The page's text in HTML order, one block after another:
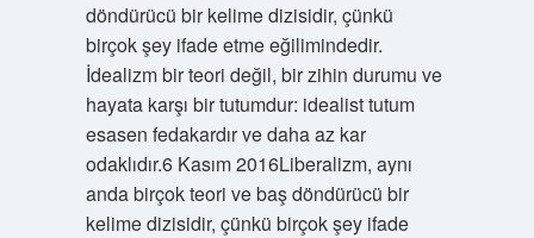
döndürücü bir kelime dizisidir, çünkü
birçok şey ifade etme eğilimindedir.
İdealizm bir teori değil, bir zihin durumu ve
hayata karşı bir tutumdur: idealist tutum
esasen fedakardır ve daha az kar
odaklıdır.6 Kasım 2016Liberalizm, aynı
anda birçok teori ve baş döndürücü bir
kelime dizisidir, çünkü birçok şey ifade